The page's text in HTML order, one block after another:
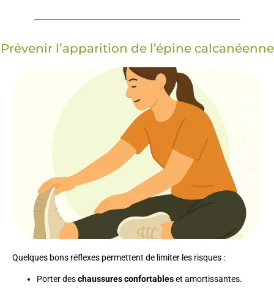
Prévenir l’apparition de l’épine calcanéenne
Quelques bons réflexes permettent de limiter les risques :
Porter deschaussures confortableset amortissantes.